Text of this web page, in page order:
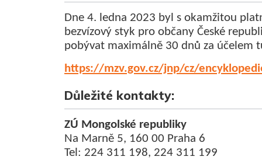
Dne 4. ledna 2023 byl s okamžitou
bezvízový styk pro občany České
pobývat maximálně 30 dnů za účelem
https://mzv.gov.cz/jnp/cz/
Důležité kontakty:
ZÚ Mongolské republiky
Na Marně 5, 160 00 Praha 6
Tel: 224 311 198, 224 311 199